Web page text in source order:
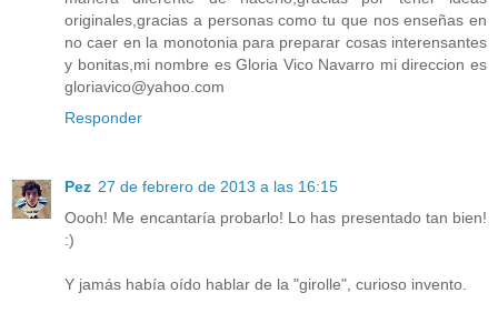
originales,gracias a personas como tu que nos enseñas en
no caer en la monotonia para preparar cosas interensantes
y bonitas,mi nombre es Gloria Vico Navarro mi direccion es
gloriavico@yahoo.com
Responder
Pez 27 de febrero de 2013 a las 16:15
Oooh! Me encantaría probarlo! Lo has presentado tan bien!
:)
Y jamás había oído hablar de la "girolle", curioso invento.